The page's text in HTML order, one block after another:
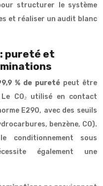
structurer le système
et réaliser un audit blanc
pureté et
% de pureté peut être
CO₂ utilisé en contact
E290, avec des seuils
benzène, CO).
conditionnement sous
également une